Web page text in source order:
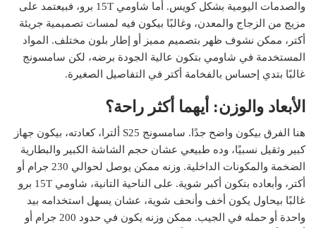
والصدمات اليومية بشكل كويس. أما شاومي 15T برو، فبيعتمد على
مزيج من الزجاج والمعدن، وغالبًا بيكون فيه لمسات تصميمية جريئة
أكتر، ممكن نشوف ظهر بتصميم مميز أو إطار بلون مختلف. المواد
المستخدمة في شاومي بتكون عالية الجودة برضه، لكن سامسونج
غالبًا بتدي إحساس بالفخامة أكتر في التفاصيل الصغيرة.
الأبعاد والوزن: أيهما أكثر راحة؟
هنا الفرق بيكون واضح جدًا. سامسونج S25 ألترا، كعادته، بيكون جهاز
كبير وثقيل نسبيًا، وده طبيعي عشان حجم الشاشة الكبير والبطارية
الضخمة والمكونات الداخلية. وزنه ممكن يوصل لحوالي 230 جرام أو
أكتر، وأبعاده بتكون أكبر شوية. على الناحية التانية، شاومي 15T برو
غالبًا بيحاول يكون أخف وأنحف شوية، عشان يسهل استخدامه بيد
واحدة أو حمله في الجيب. ممكن وزنه يكون في حدود 200 جرام أو